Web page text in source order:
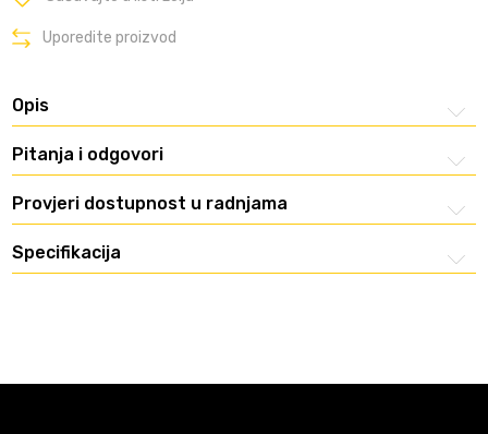
Uporedite proizvod
Opis
Pitanja i odgovori
Provjeri dostupnost u radnjama
Specifikacija